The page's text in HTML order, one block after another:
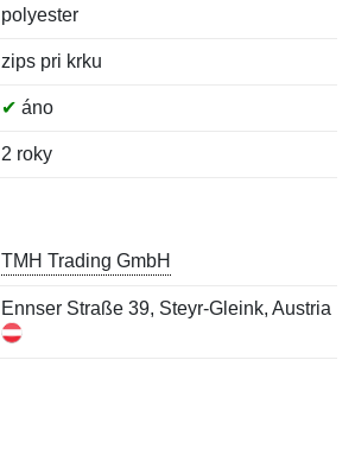
polyester
zips pri krku
✔ áno
2 roky
TMH Trading GmbH
Ennser Straße 39, Steyr-Gleink, Austria